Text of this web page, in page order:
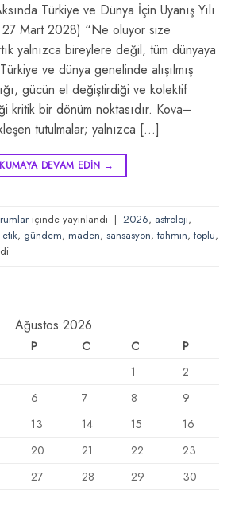
Türkiye ve Dünya İçin Uyanış Yılı
Mart 2028) “Ne oluyor size
yalnızca bireylere değil, tüm dünyaya
ve dünya genelinde alışılmış
gücün el değiştirdiği ve kolektif
kritik bir dönüm noktasıdır. Kova–
tutulmalar; yalnızca […]
DEVAM EDIN →
içinde yayınlandı | 2026, astroloji,
etik, gündem, maden, sansasyon, tahmin, toplu,
Ağustos 2026
P C C
P
1
2
6 7 8
9
13 14 15
16
20 21 22
23
27 28 29
30